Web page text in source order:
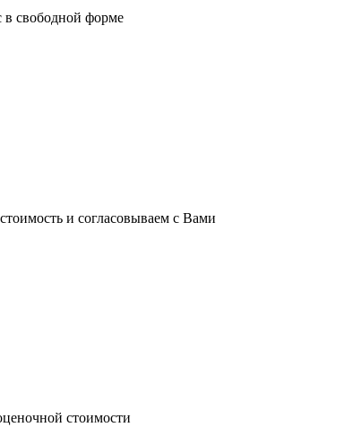
в свободной форме
и согласовываем с Вами
стоимости